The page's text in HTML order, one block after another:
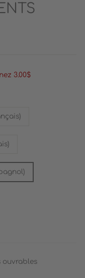
3.00$
ouvrables